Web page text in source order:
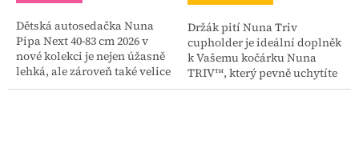
Dětská autosedačka Nuna
Pipa Next 40-83 cm 2026 v
nové kolekci je nejen úžasně
lehká, ale zároveň také velice
bezpečná.
Držák pití Nuna Triv
cupholder je ideální doplněk
k Vašemu kočárku Nuna
TRIV™, který pevně uchytíte
na rukojeť kočárku.